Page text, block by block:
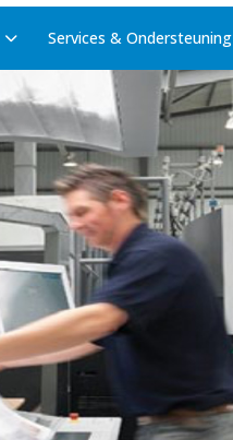
Services & Ondersteuning